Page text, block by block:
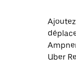
Uber